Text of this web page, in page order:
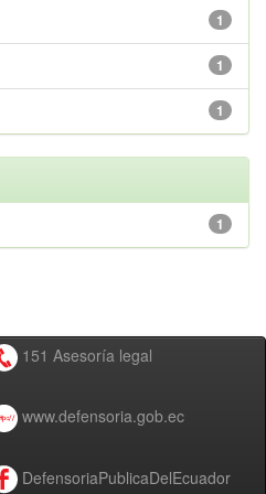
1
1
1
1
151 Asesoría legal
www.defensoria.gob.ec
DefensoriaPublicaDelEcuador